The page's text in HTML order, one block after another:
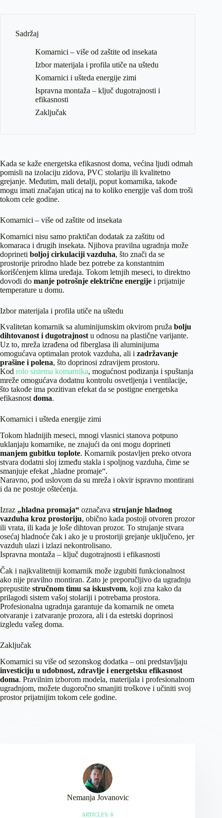
Kada se kaže energetska efikasnost doma, većina ljudi odmah
pomisli na izolaciju zidova, PVC stolariju ili kvalitetno
grejanje. Međutim, mali detalji, poput komarnika, takođe
mogu imati značajan uticaj na to koliko energije vaš dom troši
tokom cele godine.
Komarnici – više od zaštite od insekata
Komarnici nisu samo praktičan dodatak za zaštitu od
komaraca i drugih insekata. Njihova pravilna ugradnja može
doprineti boljoj cirkulaciji vazduha, što znači da se
prostorije prirodno hlade bez potrebe za konstantnim
korišćenjem klima uređaja. Tokom letnjih meseci, to direktno
dovodi do manje potrošnje električne energije i prijatnije
temperature u domu.
Izbor materijala i profila utiče na uštedu
Kvalitetan komarnik sa aluminijumskim okvirom pruža bolju
dihtovanost i dugotrajnost u odnosu na plastične varijante.
Uz to, mreža izrađena od fiberglasa ili aluminijuma
omogućava optimalan protok vazduha, ali i zadržavanje
prašine i polena, što doprinosi zdravijem prostoru.
Kod rolo sistema komarnika, mogućnost podizanja i spuštanja
mreže omogućava dodatnu kontrolu osvetljenja i ventilacije,
što takođe ima pozitivan efekat da se postigne energetska
efikasnost doma.
Komarnici i ušteda energije zimi
Tokom hladnijih meseci, mnogi vlasnici stanova potpuno
uklanjaju komarnike, ne znajući da oni mogu doprineti
manjem gubitku toplote. Komarnik postavljen preko otvora
stvara dodatni sloj između stakla i spoljnog vazduha, čime se
smanjuje efekat „hladne promaje“.
Naravno, pod uslovom da su mreža i okvir ispravno montirani
i da ne postoje oštećenja.
Izraz „hladna promaja“ označava strujanje hladnog
vazduha kroz prostoriju, obično kada postoji otvoren prozor
ili vrata, ili kada je loše dihtovan prozor. To strujanje stvara
osećaj hladnoće čak i ako je u prostoriji grejanje uključeno, jer
vazduh ulazi i izlazi nekontrolisano.
Ispravna montaža – ključ dugotrajnosti i efikasnosti
Čak i najkvalitetniji komarnik može izgubiti funkcionalnost
ako nije pravilno montiran. Zato je preporučljivo da ugradnju
prepustite stručnom timu sa iskustvom, koji zna kako da
prilagodi sistem vašoj stolariji i potrebama prostora.
Profesionalna ugradnja garantuje da komarnik ne ometa
otvaranje i zatvaranje prozora, ali i da estetski doprinosi
izgledu vašeg doma.
Zaključak
Komarnici su više od sezonskog dodatka – oni predstavljaju
investiciju u udobnost, zdravlje i energetsku efikasnost
doma. Pravilnim izborom modela, materijala i profesionalnom
ugradnjom, možete dugoročno smanjiti troškove i učiniti svoj
prostor prijatnijim tokom cele godine.
Nemanja Jovanovic
ARTICLES: 6
Sadržaj
Komarnici – više od zaštite od insekata
Izbor materijala i profila utiče na uštedu
Komarnici i ušteda energije zimi
Ispravna montaža – ključ dugotrajnosti i
efikasnosti
Zaključak